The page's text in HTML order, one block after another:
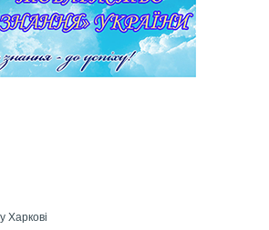
у Харкові